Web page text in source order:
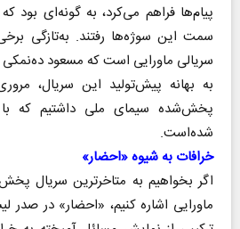
پیام‌ها فراهم می‌کرد، به گونه‌ای بود
سمت این سوژه‌ها رفتند. به‌تازگی
سریالی ماورایی است که مسعود
به بهانه پیش‌تولید این سریال،
پخش‌شده سیمای ملی داشتیم که با
شده‌است.
خرافات به شیوه «احضار»
اگر بخواهیم به متاخرترین سریال
ماورایی اشاره کنیم، «احضار» در صدر